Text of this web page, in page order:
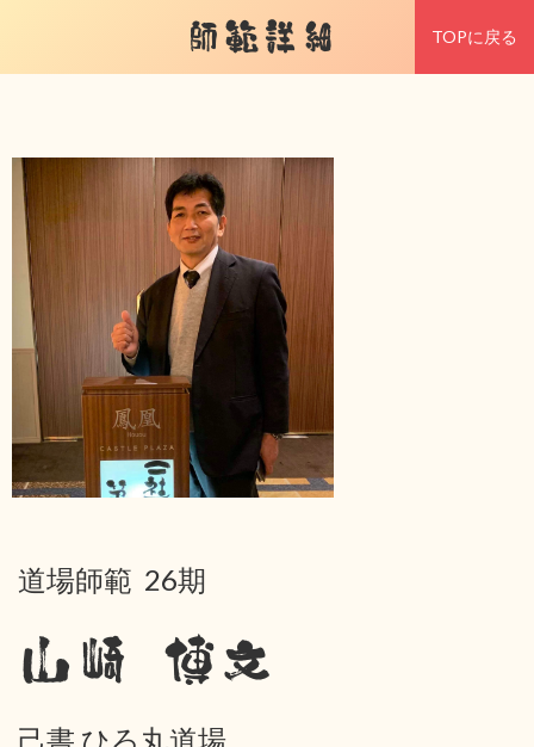
師範詳細 TOPに戻る
道場師範 26期
山崎 博文
己書 ひろ丸道場